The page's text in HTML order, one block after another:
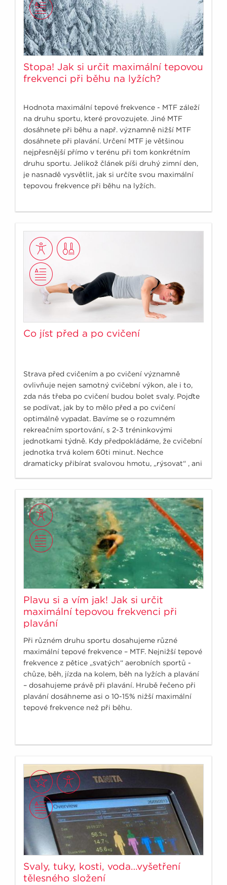
Stopa! Jak si určit maximální tepovou
frekvenci při běhu na lyžích?
Hodnota maximální tepové frekvence - MTF záleží
na druhu sportu, které provozujete. Jiné MTF
dosáhnete při běhu a např. významně nižší MTF
dosáhnete při plavání. Určení MTF je většinou
nejpřesnější přímo v terénu při tom konkrétním
druhu sportu. Jelikož článek píši druhý zimní den,
je nasnadě vysvětlit, jak si určíte svou maximální
tepovou frekvence při běhu na lyžích.
Co jíst před a po cvičení
Strava před cvičením a po cvičení významně
ovlivňuje nejen samotný cvičební výkon, ale i to,
zda nás třeba po cvičení budou bolet svaly. Pojďte
se podívat, jak by to mělo před a po cvičení
optimálně vypadat. Bavíme se o rozumném
rekreačním sportování, s 2-3 tréninkovými
jednotkami týdně. Kdy předpokládáme, že cvičební
jednotka trvá kolem 60ti minut. Nechce
dramaticky přibírat svalovou hmotu, „rýsovat“ , ani
Plavu si a vím jak! Jak si určit
maximální tepovou frekvenci při
plavání
Při různém druhu sportu dosahujeme různé
maximální tepové frekvence – MTF. Nejnižší tepové
frekvence z pětice „svatých“ aerobních sportů -
chůze, běh, jízda na kolem, běh na lyžích a plavání
– dosahujeme právě při plavání. Hrubě řečeno při
plavání dosáhneme asi o 10-15% nižší maximální
tepové frekvence než při běhu.
Svaly, tuky, kosti, voda…vyšetření
tělesného složení